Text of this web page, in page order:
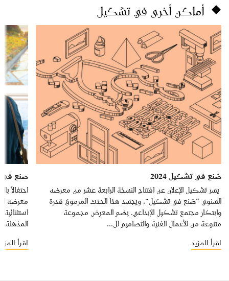
أماكن أخرى في تشكيل
صُنع في تشكيل 2024
يسر تشكيل الإعلان عن افتتاح النسخة الرابعة عشر من معرضه
السنوي “صُنع في تشكيل”، ويجسد هذا الحدث المرموق قدرة
وابتكار مجتمع تشكيل الإبداعي. يضم المعرض مجموعة
متنوعة من الأعمال الفنية والتصاميم لل...
اقرأ المزيد
صنع في
احتفالاً
معرضه
المذهلة
اقرأ